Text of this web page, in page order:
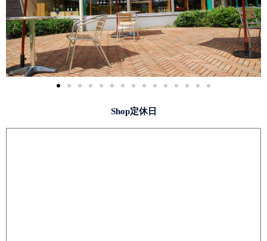
Shop定休日